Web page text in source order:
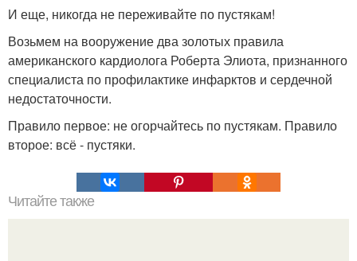
И еще, никогда не переживайте по пустякам!
Возьмем на вооружение два золотых правила
американского кардиолога Роберта Элиота, признанного
специалиста по профилактике инфарктов и сердечной
недостаточности.
Правило первое: не огорчайтесь по пустякам. Правило
второе: всё - пустяки.
Читайте также